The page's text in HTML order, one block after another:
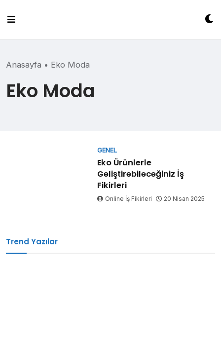
content
Anasayfa • Eko Moda
Eko Moda
GENEL
Eko Ürünlerle
Geliştirebileceğiniz İş
Fikirleri
Online İş Fikirleri 20 Nisan 2025
Trend Yazılar